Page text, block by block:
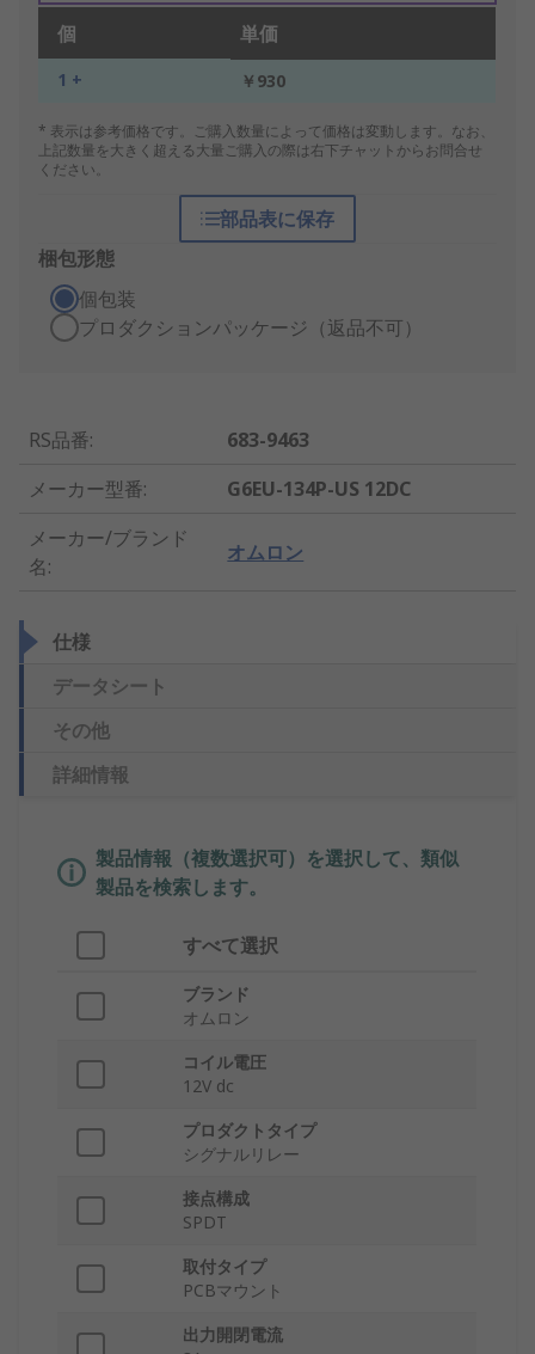
個 単価
1 + ￥930
* 表示は参考価格です。ご購入数量によって価格は変動します。なお、
上記数量を大きく超える大量ご購入の際は右下チャットからお問合せ
ください。
部品表に保存
梱包形態
個包装
プロダクションパッケージ（返品不可）
RS品番:
683-9463
メーカー型番:
G6EU-134P-US 12DC
メーカー/ブランド
名:
オムロン
仕様
データシート
その他
詳細情報
製品情報（複数選択可）を選択して、類似
製品を検索します。
すべて選択
ブランド
オムロン
コイル電圧
12V dc
プロダクトタイプ
シグナルリレー
接点構成
SPDT
取付タイプ
PCBマウント
出力開閉電流